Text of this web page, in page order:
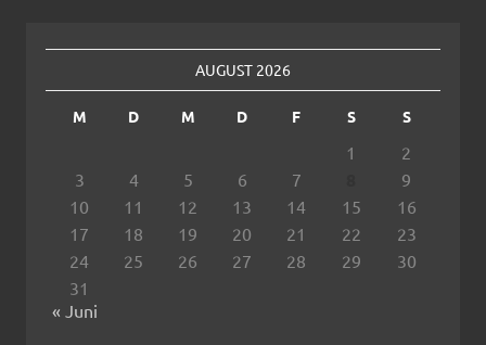
AUGUST 2026
M D M D F S S
1
2
3
4 5 6 7
9
10
11 12 13 14 15
16
17
18 19 20 21 22
23
24
25 26 27 28 29
30
31
« Juni